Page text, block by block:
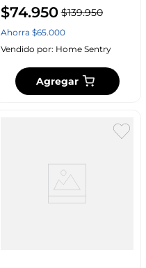
$74.950 $139.950
Ahorra $65.000
Vendido por: Home Sentry
Agregar